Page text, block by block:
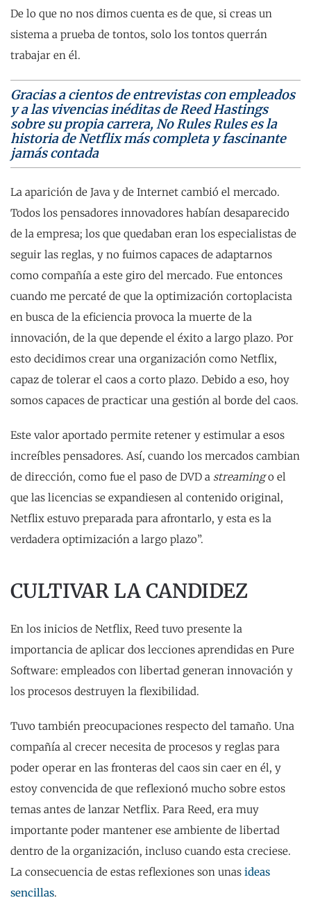
De lo que no nos dimos cuenta es de que, si creas un
sistema a prueba de tontos, solo los tontos querrán
trabajar en él.
Gracias a cientos de entrevistas con empleados
y a las vivencias inéditas de Reed Hastings
sobre su propia carrera, No Rules Rules es la
historia de Netflix más completa y fascinante
jamás contada
La aparición de Java y de Internet cambió el mercado.
Todos los pensadores innovadores habían desaparecido
de la empresa; los que quedaban eran los especialistas de
seguir las reglas, y no fuimos capaces de adaptarnos
como compañía a este giro del mercado. Fue entonces
cuando me percaté de que la optimización cortoplacista
en busca de la eficiencia provoca la muerte de la
innovación, de la que depende el éxito a largo plazo. Por
esto decidimos crear una organización como Netflix,
capaz de tolerar el caos a corto plazo. Debido a eso, hoy
somos capaces de practicar una gestión al borde del caos.
Este valor aportado permite retener y estimular a esos
increíbles pensadores. Así, cuando los mercados cambian
de dirección, como fue el paso de DVD a streamingo el
que las licencias se expandiesen al contenido original,
Netflix estuvo preparada para afrontarlo, y esta es la
verdadera optimización a largo plazo”.
CULTIVAR LA CANDIDEZ
En los inicios de Netflix, Reed tuvo presente la
importancia de aplicar dos lecciones aprendidas en Pure
Software: empleados con libertad generan innovación y
los procesos destruyen la flexibilidad.
Tuvo también preocupaciones respecto del tamaño. Una
compañía al crecer necesita de procesos y reglas para
poder operar en las fronteras del caos sin caer en él, y
estoy convencida de que reflexionó mucho sobre estos
temas antes de lanzar Netflix. Para Reed, era muy
importante poder mantener ese ambiente de libertad
dentro de la organización, incluso cuando esta creciese.
La consecuencia de estas reflexiones son unas ideas
sencillas.